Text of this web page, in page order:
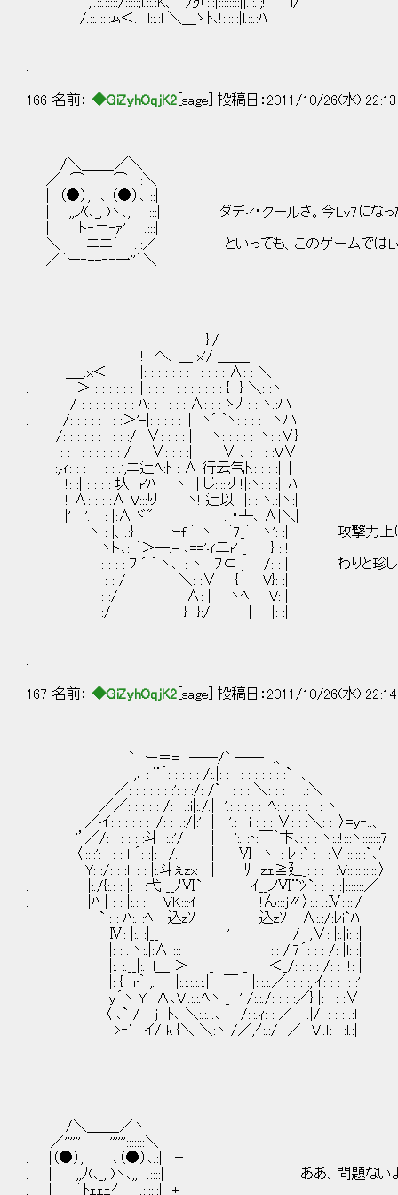
/.::.:::::ﾑ＜. l::.:l ＼＿ゝﾄ､!::::::|l.::.:ﾊ
166 名前： ◆GiZyhOqjK2 [sage] 投稿日：2011/10/26(水)
/＼＿＿_／＼
／ ⌒ ⌒ ::＼
| （●）, ､ （●）､ ::|
| ,,ノ(､_, )ヽ､, :::| ダディ・クールさ。今Lv7になった
| ト‐＝‐ｧ' .:::|
＼ ｀ニニ´ .::／ といっても、このゲームではLv上
／｀ー‐--‐‐一''´＼
}:/
! へ、＿ x'/ ＿＿_
＿_.x＜￣￣ |: : : : : : : : : : : : ∧: : ＼
. ￣ ＞ : : : : : : :| : : : : : : : : : : : { } ＼: :ヽ
/ : : : : : : : : ﾊ: : : : : : ∧: : : ゝﾉ : : ヽ.:ハ
. /: : : : : : : :＞'-|: : : : : :| ヽ⌒ヽ: : : : : ヽハ
/: : : : : : : : : :/ ∨: : : : | ヽ: : : : : :ヽ: :∨}
: : : : : : : : : / ∨: : : :| ∨ 、: : : :V∨
:,ィ: : : : : : : .',ニ辷ﾍ:ﾄ : ∧ 行云气ﾄ.: : : :|: |
!: :| : : : : 圦 r'ﾊ ヽ | じ::::り !|:ヽ: : :|: ﾊ
! ∧: : : :∧ V:::り ヽ! 辷以 |: : ヽ.:|ヽ:|
|' '.: : : |:∧ ゞ" . ・┴､ ∧|＼|
ヽ : |、.:} ｰf ´ ヽ ｀7_´ ヽ': :| 攻撃力上げるに
|ヽト､: ｀＞―.- ､=='ィ二r' _ } : !
|: : : : ﾌ ⌒ ヽ､: : ヽ. ﾌ⊂ , /: : | わりと珍しいタ
l : : / ＼: :∨ { V}: :|
|: :/ ∧: |￣ ヽﾍ V: |
|:/ } }:/ | |: :|
167 名前： ◆GiZyhOqjK2 [sage] 投稿日：2011/10/26(水)
` ー＝= ――/` ―― .、
,．: ¨´: : : : : /:.|: : : : : : : : : :` 、
／: : : : : : :': : :/: /` : : : : ＼: : : : : .:＼
／／: : : : : /: : .:i|:./.| '.: : : : : :ﾍ: : : : : : : ヽ
／イ: : : : : : :/: : :.:/|:' | '.: : i : : : ∨: : :＼: : :〉=y‐..、
'’／/: : : : : :斗-:.:'/ | | ':. :ﾄ:￣｀卞､: : : ヽ:.:!:::ヽ:::::::7
〈:::::': : : : l ´: :|: : /. | Ⅵ ヽ: : ﾚ :` : : :∨::::::::`､′
Y: :/: : :l: : : |:.斗ぇzx | ﾘ zｪ≧廴_: : : : :V::::::::::::〉
. |:./{:.: : |: : :弋 __ﾉⅥ` ｲ__ノⅥ¨ﾂ`: : |: :|:::::::／
. |ﾊ | : : |:.: :| VK:::ｲ !ん:::j〃〉:.: .:Ⅳ:::::/
`|: : ﾊ:. :ﾍ 込zｿ 込zｿ ∧:.:/:ﾚi`ﾊ
Ⅳ: |:. :|__ ' / ,∨: |:.|i: :|
|: : .:ヽ:.|:∧ ::: - ::: /.7´: : : /: |l: :| でも、Lv差
|:. :.__|:.: l＿ ＞- _ _ -＜_/: : : : /: : |!: |
|: { r｀ ,.-! |:.:.:.:.:.| ￣ |:.:.:.／: : : :,:ｲ: : : |: :'
y´ヽ Y ∧､V:.:.:.ﾍヽ _ ' /:.:./: : : :／} |: : : :∨
〈 ､` / j ﾄ､ ＼:.:.:.､ /:.:.ｨ: : ／ .|/: : : : .:l
>‐′イ/ k {＼ ＼:ヽ /／,ｲ:.:/ ／ V:.ｌ: : :l.:|
/＼＿＿_／ヽ
／'''''' '''''':::::::＼
. |（●）, ､（●）､.:| ＋
. | ,,ﾉ(､_, )ヽ､,, .::::| ああ、問題ないよ
. | ´ﾄｪｪｪｲ｀ .::::::| +